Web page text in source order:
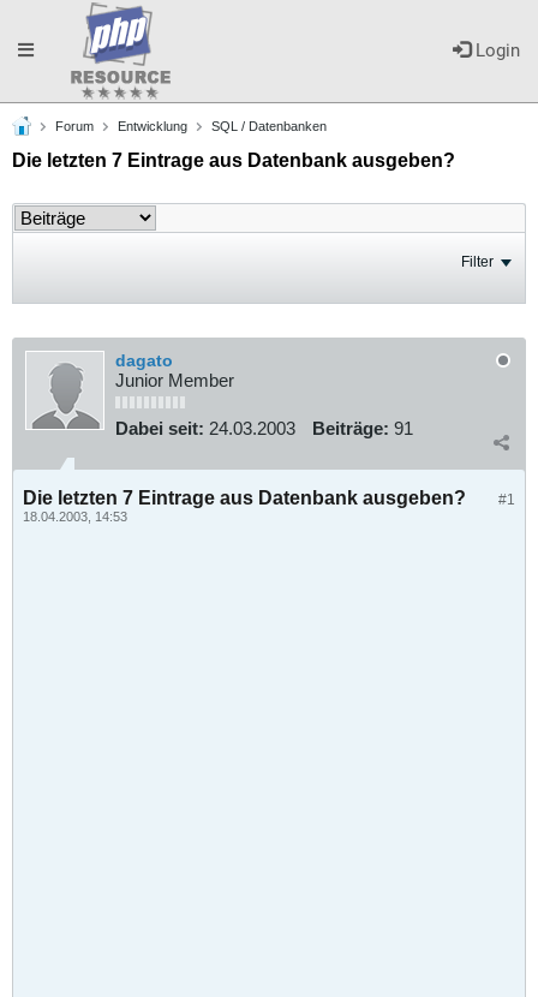
Login
Toggle
navigation
Forum Entwicklung SQL / Datenbanken
Die letzten 7 Eintrage aus Datenbank ausgeben?
Filter
dagato
Junior Member
Dabei seit: 24.03.2003 Beiträge: 91
#1
Die letzten 7 Eintrage aus Datenbank ausgeben?
18.04.2003, 14:53